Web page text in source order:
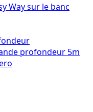
Way sur le banc
profondeur 5m